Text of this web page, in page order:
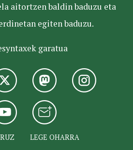
aitortzen baldin baduzu eta
egiten baduzu.
garatua
LEGE OHARRA